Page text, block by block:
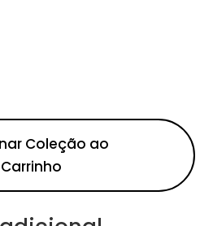
Coleção ao
Carrinho